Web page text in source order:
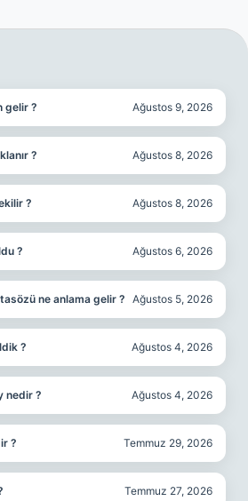
gelir ? Ağustos 9, 2026
? Ağustos 8, 2026
? Ağustos 8, 2026
? Ağustos 6, 2026
ne anlama gelir ? Ağustos 5, 2026
? Ağustos 4, 2026
nedir ? Ağustos 4, 2026
? Temmuz 29, 2026
Temmuz 27, 2026